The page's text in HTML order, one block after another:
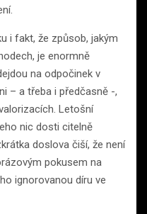
i fakt, že způsob, jakým
je enormně
na odpočinek v
– a třeba i předčasně -,
Letošní
nic dosti citelně
doslova čiší, že není
pokusem na
ignorovanou díru ve